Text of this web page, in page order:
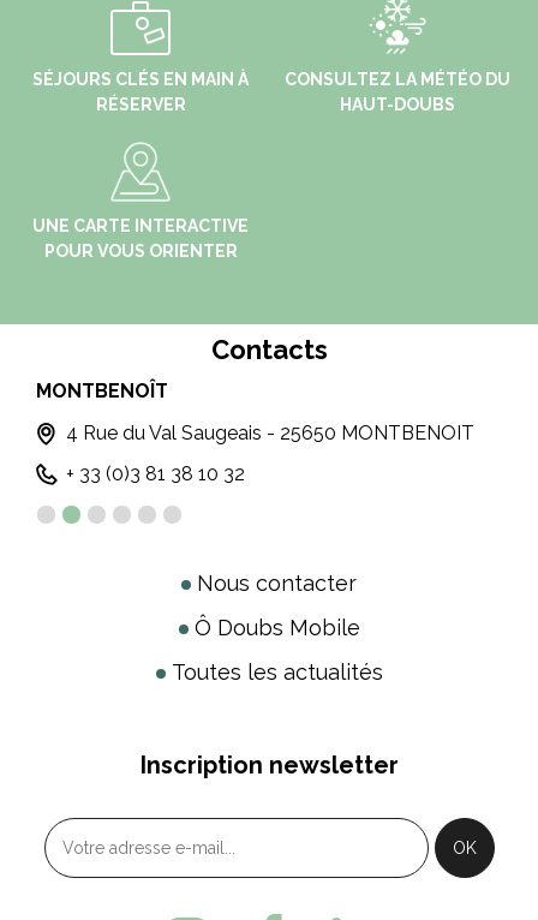
SÉJOURS CLÉS EN MAIN À
RÉSERVER
CONSULTEZ LA MÉTÉO DU
HAUT-DOUBS
UNE CARTE INTERACTIVE
POUR VOUS ORIENTER
Contacts
MONTBENOÎT
4 Rue du Val Saugeais - 25650 MONTBENOIT
+ 33 (0)3 81 38 10 32
Nous contacter
Ô Doubs Mobile
Toutes les actualités
Inscription newsletter